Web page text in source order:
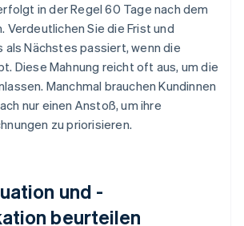
in der Regel 60 Tage nach dem
Verdeutlichen Sie die Frist und
als Nächstes passiert, wenn die
Diese Mahnung reicht oft aus, um die
Manchmal brauchen Kundinnen
nur einen Anstoß, um ihre
zu priorisieren.
und -
beurteilen